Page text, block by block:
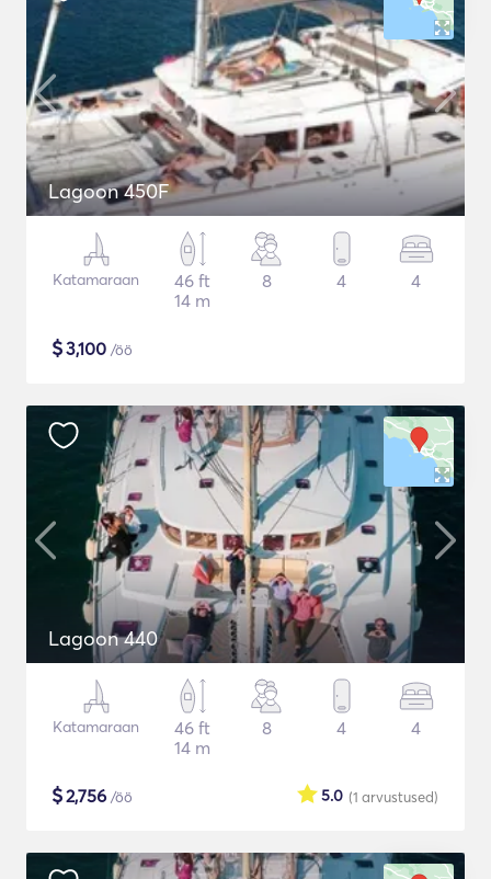
Lagoon 450F
Katamaraan
46 ft
14 m
8 4 4
$3,100 /öö
Lagoon 440
Katamaraan
46 ft
14 m
8 4 4
$2,756 /öö (1 arvustused)
5.0